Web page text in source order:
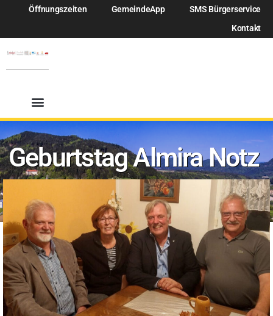
Öffnungszeiten GemeindeApp
SMS Bürgerservice
Kontakt
Geburtstag Almira Notz